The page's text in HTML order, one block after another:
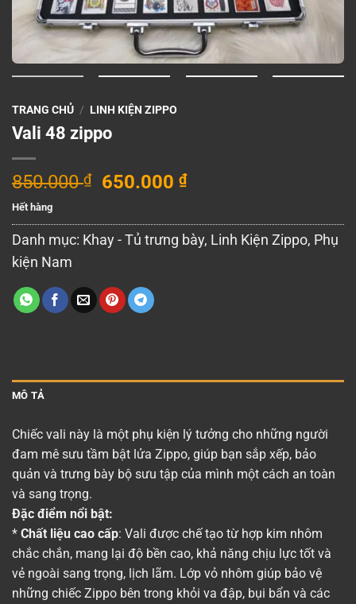
TRANG CHỦ / LINH KIỆN ZIPPO
Vali 48 zippo
850.000₫
Giá
là:
850.000 ₫.
650.000₫Giá
tại
là:
Hết hàng
Danh mục: Khay - Tủ trưng bày, Linh Kiện Zippo, Phụ
kiện Nam
MÔ TẢ
Chiếc vali này là một phụ kiện lý tưởng cho những người
đam mê sưu tầm bật lửa Zippo, giúp bạn sắp xếp, bảo
quản và trưng bày bộ sưu tập của mình một cách an toàn
và sang trọng.
Đặc điểm nổi bật:
* Chất liệu cao cấp: Vali được chế tạo từ hợp kim nhôm
chắc chắn, mang lại độ bền cao, khả năng chịu lực tốt và
vẻ ngoài sang trọng, lịch lãm. Lớp vỏ nhôm giúp bảo vệ
những chiếc Zippo bên trong khỏi va đập, bụi bẩn và các